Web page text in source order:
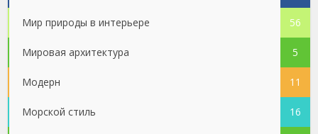
Мир природы в интерьере 56
Мировая архитектура 5
Модерн 11
Морской стиль 16